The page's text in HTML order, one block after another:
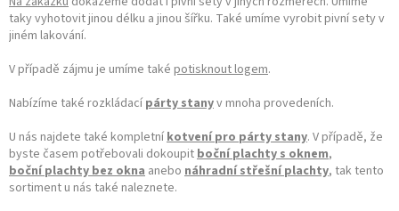
taky vyhotovit jinou délku a jinou šířku. Také umíme vyrobit pivní sety v
jiném lakování.
V případě zájmu je umíme také potisknout logem.
Nabízíme také rozkládací párty stanyv mnoha provedeních.
U nás najdete také kompletní kotvení pro párty stany. V případě, že
byste časem potřebovali dokoupit boční plachty s oknem,
boční plachty bez okna anebo náhradní střešní plachty, tak tento
sortiment u nás také naleznete.